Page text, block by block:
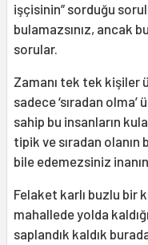
işçisinin” sorduğu
bulamazsınız, ancak
sorular.
Zamanı tek tek kişiler
sadece ‘sıradan
sahip bu insanların
tipik ve sıradan
bile edemezsiniz
Felaket karlı buzlu bir
mahallede yolda
saplandık kaldık